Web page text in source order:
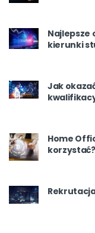
Najlepsze
kierunki
Jak
Home
korzystać?